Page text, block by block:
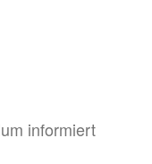
informiert